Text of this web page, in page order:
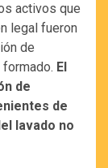
activos que
legal fueron
de
El
de
de
lavado no